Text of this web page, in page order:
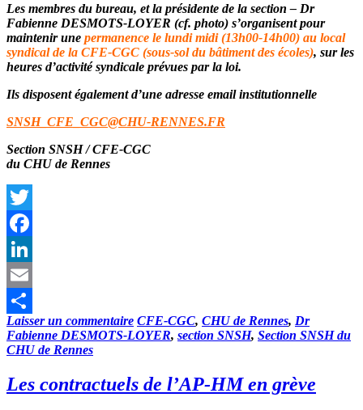
Les membres du bureau, et la présidente de la section – Dr
Fabienne DESMOTS-LOYER (cf. photo) s’organisent pour
maintenir une permanence le lundi midi (13h00-14h00) au local
syndical de la CFE-CGC (sous-sol du bâtiment des écoles), sur les
heures d’activité syndicale prévues par la loi.
Ils disposent également d’une adresse email institutionnelle
SNSH_CFE_CGC@CHU-RENNES.FR
Section SNSH / CFE-CGC
du CHU de Rennes
Twitter
Facebook
LinkedIn
Email
Partager
Laisser un commentaire CFE-CGC, CHU de Rennes, Dr
Fabienne DESMOTS-LOYER, section SNSH, Section SNSH du
CHU de Rennes
Les contractuels de l’AP-HM en grève